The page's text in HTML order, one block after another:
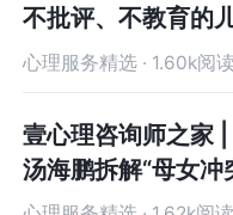
不批评、不教育的
心理服务精选 · 1.60k阅
壹心理咨询师之家 |
汤海鹏拆解“母女冲